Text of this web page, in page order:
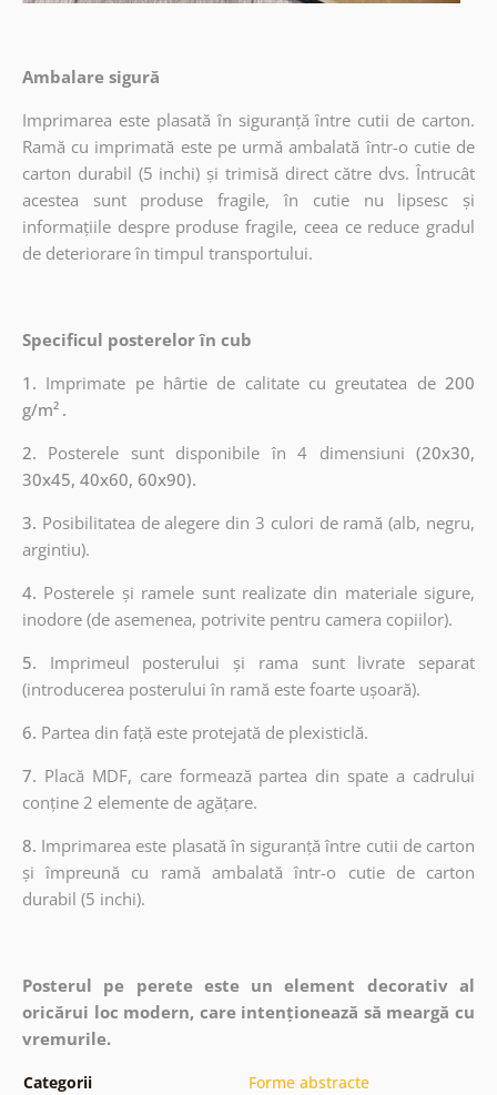
Ambalare sigură
Imprimarea este plasată în siguranță între cutii de carton.
Ramă cu imprimată este pe urmă ambalată într-o cutie de
carton durabil (5 inchi) și trimisă direct către dvs. Întrucât
acestea sunt produse fragile, în cutie nu lipsesc și
informațiile despre produse fragile, ceea ce reduce gradul
de deteriorare în timpul transportului.
Specificul posterelor în cub
1. Imprimate pe hârtie de calitate cu greutatea de200
g/m² .
2. Posterele sunt disponibile în 4 dimensiuni (20x30,
30x45, 40x60, 60x90).
3. Posibilitatea de alegere din 3 culori de ramă (alb, negru,
argintiu).
4. Posterele și ramele sunt realizate din materiale sigure,
inodore (de asemenea, potrivite pentru camera copiilor).
5. Imprimeul posterului și rama sunt livrate separat
(introducerea posterului în ramă este foarte ușoară).
6. Partea din față este protejată de plexisticlă.
7. Placă MDF, care formează partea din spate a cadrului
conține 2 elemente de agățare.
8. Imprimarea este plasată în siguranță între cutii de carton
și împreună cu ramă ambalată într-o cutie de carton
durabil (5 inchi).
Posterul pe perete este un element decorativ al
oricărui loc modern, care intenționează să meargă cu
vremurile.
Categorii
Forme abstracte